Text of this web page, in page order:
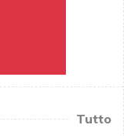
Tutto